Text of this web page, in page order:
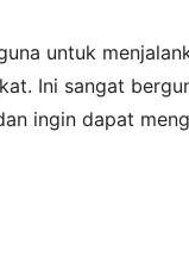
untuk
Ini sangat
ingin dapat